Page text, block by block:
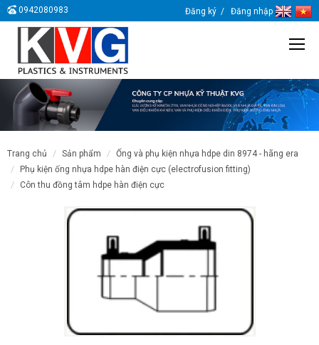
0942080983 Đăng ký Đăng nhập
trang chủ sản phẩm
ống và phụ kiện nhựa hdpe din 8974 - hãng era
phụ kiện ống nhựa hdpe hàn điện cực (electrofusion fitting)
côn thu đồng tâm hdpe hàn điện cực